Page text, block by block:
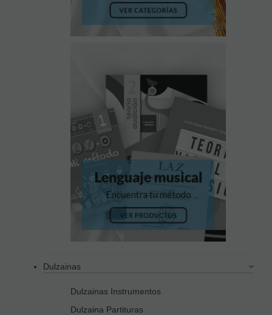
Dulzainas
Dulzainas Instrumentos
Dulzaina Partituras